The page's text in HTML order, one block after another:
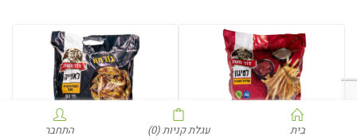
בית עגלת קניות(0) התחבר